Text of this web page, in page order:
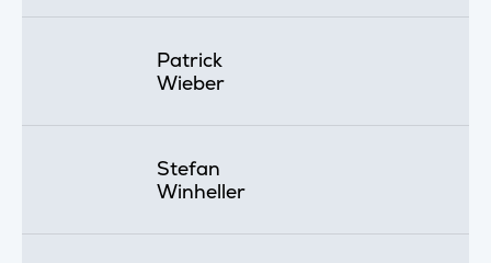
Patrick
Wieber
Stefan
Winheller